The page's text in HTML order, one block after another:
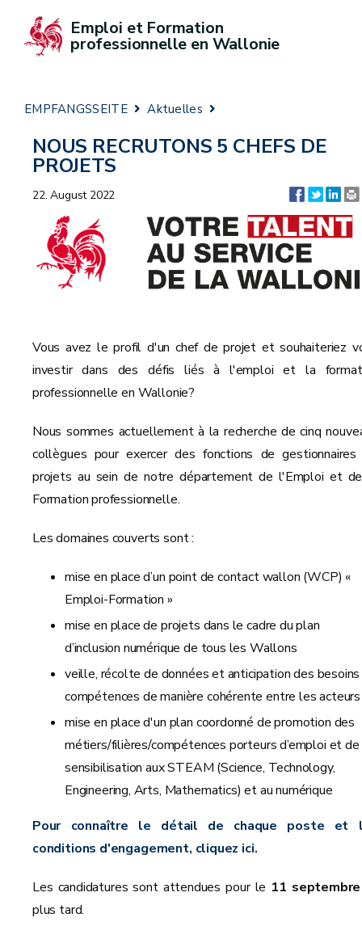
Emploi et Formation
professionnelle en Wallonie
EMPFANGSSEITE Aktuelles
NOUS RECRUTONS 5 CHEFS DE
PROJETS
22. August 2022
Vous avez le profil d'un chef de projet et souhaiteriez
investir dans des défis liés à l'emploi et la
professionnelle en Wallonie?
Nous sommes actuellement à la recherche de cinq
collègues pour exercer des fonctions de
projets au sein de notre département de l'Emploi et
Formation professionnelle.
Les domaines couverts sont :
mise en place d’un point de contact wallon (WCP) «
Emploi-Formation »
mise en place de projets dans le cadre du plan
d’inclusion numérique de tous les Wallons
veille, récolte de données et anticipation des
compétences de manière cohérente entre les acteurs
mise en place d'un plan coordonné de promotion des
métiers/filières/compétences porteurs d’emploi et de
sensibilisation aux STEAM (Science, Technology,
Engineering, Arts, Mathematics) et au numérique
Pour connaître le détail de chaque poste et
conditions d'engagement, cliquez ici.
Les candidatures sont attendues pour le 11 septembre
plus tard.